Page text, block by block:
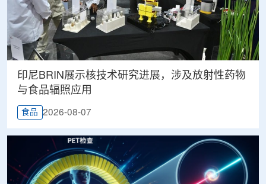
印尼BRIN展示核技术研究进展，涉及放射性药物
与食品辐照应用
食品 2026-08-07